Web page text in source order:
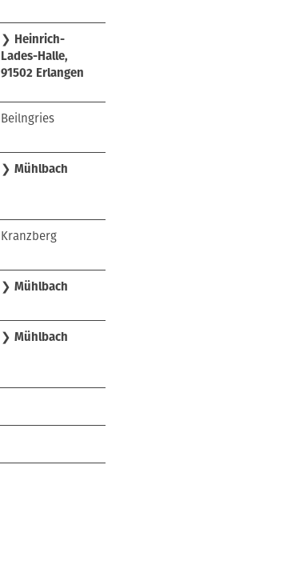
❯ Heinrich-
Lades-Halle,
91502 Erlangen
Beilngries
❯ Mühlbach
Kranzberg
❯ Mühlbach
❯ Mühlbach